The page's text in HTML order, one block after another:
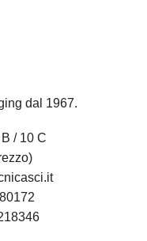
dal 1967.
/ 10 C